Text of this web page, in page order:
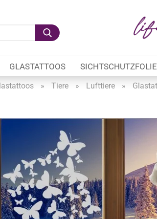
Suche...
GLASTATTOOS SICHTSCHUTZFOLIE
Firmenlogo
Fahrzeugwerbung
Schaufensterbeschriftung
Öffnungszeiten
Sichtschutzfolien Gewerbe
Glasbeschriftung
Glasmotive
Durchlaufschutz
» Tiere » Lufttiere »